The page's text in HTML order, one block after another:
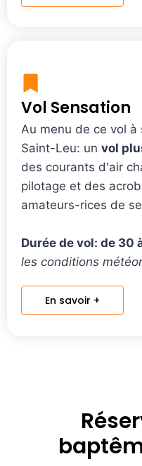
Vol Sensation
Au menu de ce vol
Saint-Leu: un vol
des courants d'air
pilotage et des
amateurs-rices de
Durée de vol: de 30
les conditions
En savoir +